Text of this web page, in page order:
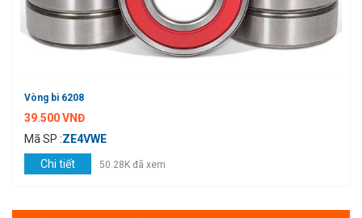
Vòng bi 6208
39.500 VNĐ
Mã SP :ZE4VWE
Chi tiết
50.28K đã xem